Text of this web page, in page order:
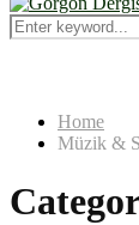
Menu
Search
for:
Home
Müzik &